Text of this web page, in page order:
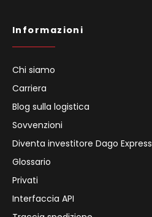
Informazioni
Chi siamo
Carriera
Blog sulla logistica
Sovvenzioni
Diventa investitore Dago Express
Glossario
Privati
Interfaccia API